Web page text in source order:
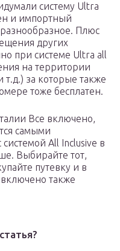
систему Ultra
и импортный
Плюс
других
при системе Ultra all
на территории
за которые также
тоже бесплатен.
Все включено,
самыми
All Inclusive в
Выбирайте тот,
путевку и в
включено также